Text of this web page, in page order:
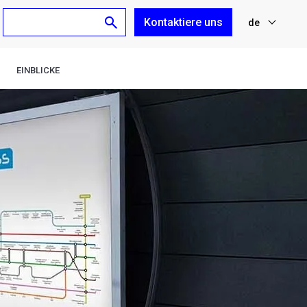
Kontaktiere uns de
EINBLICKE